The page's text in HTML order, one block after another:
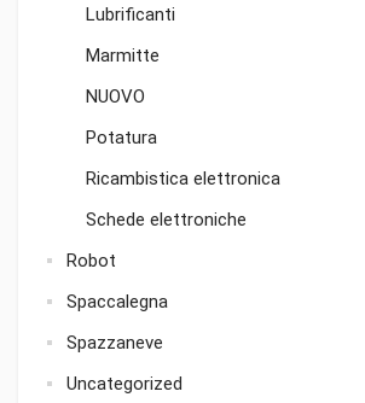
Lubrificanti
Marmitte
NUOVO
Potatura
Ricambistica elettronica
Schede elettroniche
Robot
Spaccalegna
Spazzaneve
Uncategorized